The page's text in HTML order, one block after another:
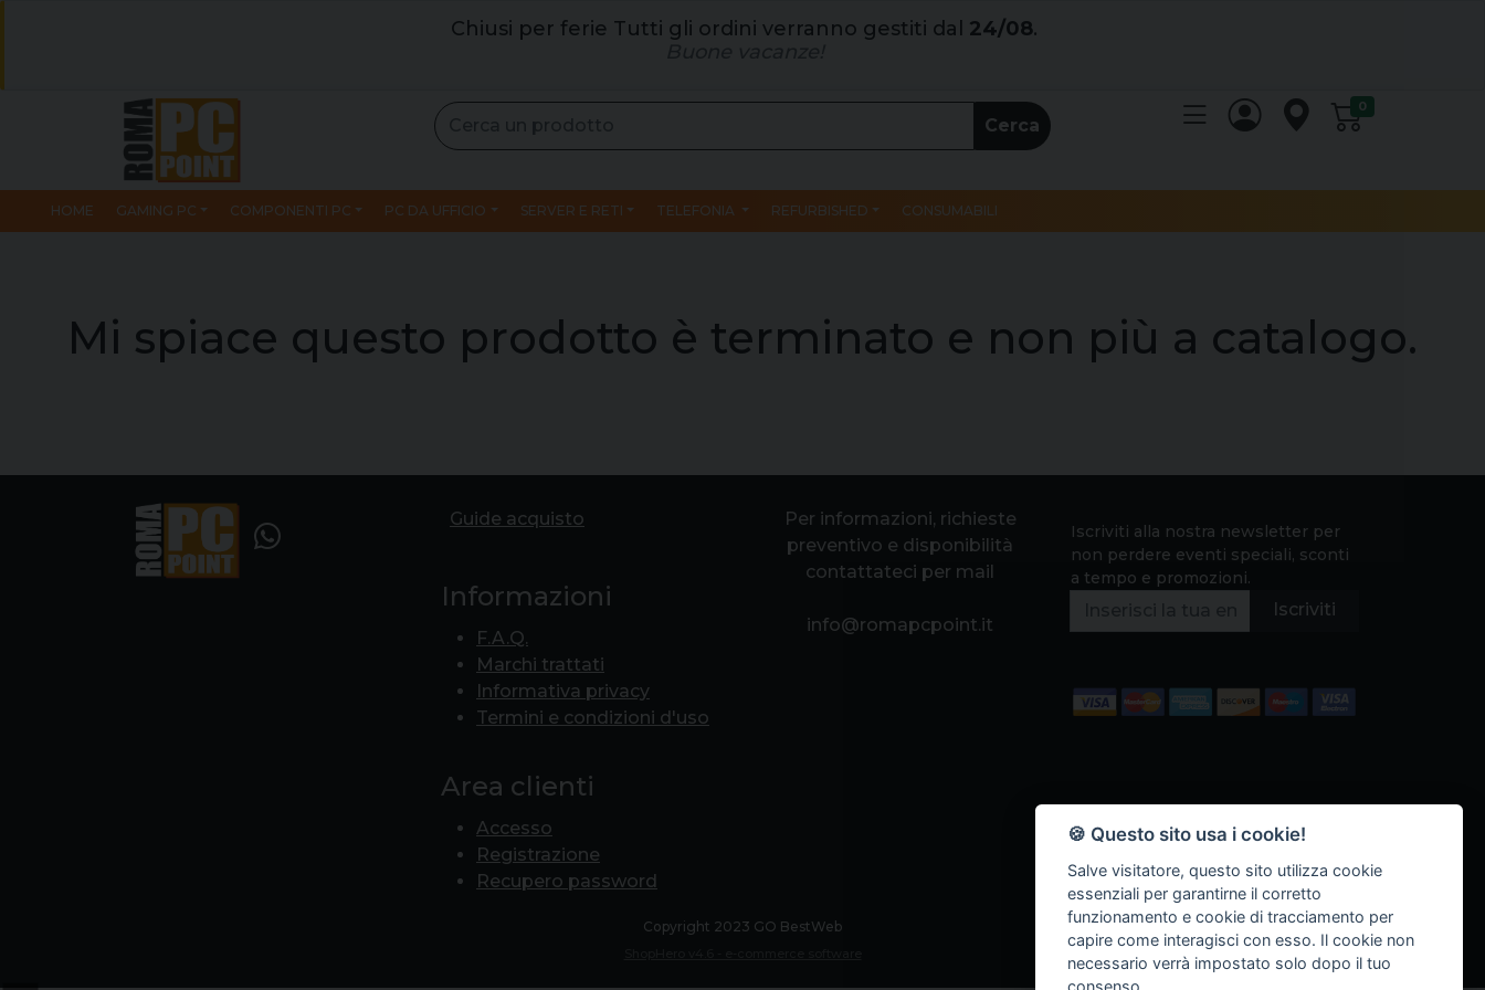
Chiusi per ferie Tutti gli ordini verranno gestiti dal 24/08.
Cerca
0
HOME GAMING PC COMPONENTI PC PC DA UFFICIO SERVER E RETI TELEFONIA REFURBISHED CONSUMABILI
Mi spiace questo prodotto è terminato e non più a catalogo.
Guide acquisto
Informazioni
F.A.Q.
Marchi trattati
Informativa privacy
Termini e condizioni d'uso
Area clienti
Accesso
Registrazione
Recupero password
Per informazioni, richieste
preventivo e disponibilità
contattateci per mail
info@romapcpoint.it
Iscriviti alla nostra newsletter per
non perdere eventi speciali, sconti
a tempo e promozioni.
Iscriviti
Copyright 2023 GO BestWeb
🍪 Questo sito usa i cookie!
Salve visitatore, questo sito utilizza cookie
essenziali per garantirne il corretto
funzionamento e cookie di tracciamento per
capire come interagisci con esso. Il cookie non
necessario verrà impostato solo dopo il tuo
consenso.